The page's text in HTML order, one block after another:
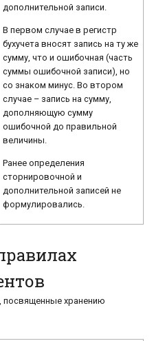
дополнительной записи.
В первом случае в регистр
бухучета вносят запись на ту же
сумму, что и ошибочная (часть
суммы ошибочной записи), но
со знаком минус. Во втором
случае – запись на сумму,
дополняющую сумму
ошибочной до правильной
величины.
Ранее определения
сторнировочной и
дополнительной записей не
формулировались.
посвященные хранению